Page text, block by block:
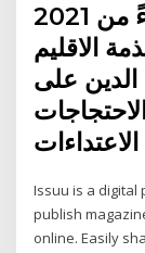
على أن تقوم الأخيرة ابتداءً من 2021
الاقليم
على
الاحتجاجات
Issuu is a digital
publish
online. Easily